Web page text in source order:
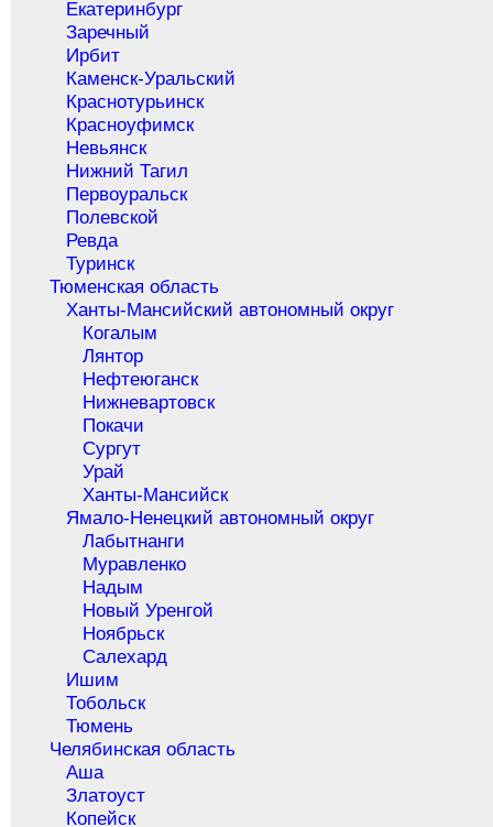
Екатеринбург
Заречный
Ирбит
Каменск-Уральский
Краснотурьинск
Красноуфимск
Невьянск
Нижний Тагил
Первоуральск
Полевской
Ревда
Туринск
Тюменская область
Ханты-Мансийский автономный округ
Когалым
Лянтор
Нефтеюганск
Нижневартовск
Покачи
Сургут
Урай
Ханты-Мансийск
Ямало-Ненецкий автономный округ
Лабытнанги
Муравленко
Надым
Новый Уренгой
Ноябрьск
Салехард
Ишим
Тобольск
Тюмень
Челябинская область
Аша
Златоуст
Копейск